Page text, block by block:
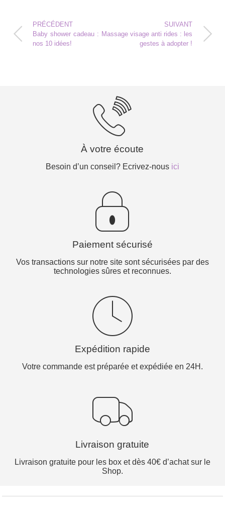
PRÉCÉDENT
Baby shower cadeau :
nos 10 idées!
SUIVANT
Massage visage anti rides : les
gestes à adopter !
À votre écoute
Besoin d’un conseil? Ecrivez-nous ici
Paiement sécurisé
Vos transactions sur notre site sont sécurisées par des
technologies sûres et reconnues.
Expédition rapide
Votre commande est préparée et expédiée en 24H.
Livraison gratuite
Livraison gratuite pour les box et dès 40€ d’achat sur le
Shop.